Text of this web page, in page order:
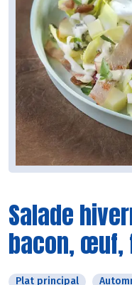
Salade
bacon, œuf,
Plat principal